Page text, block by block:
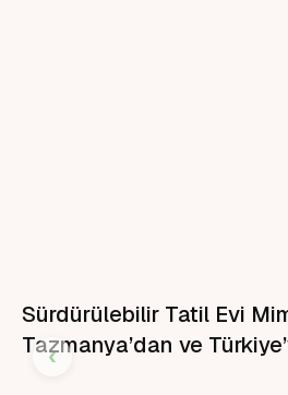
Sürdürülebilir Tatil Evi
Tazmanya’dan ve